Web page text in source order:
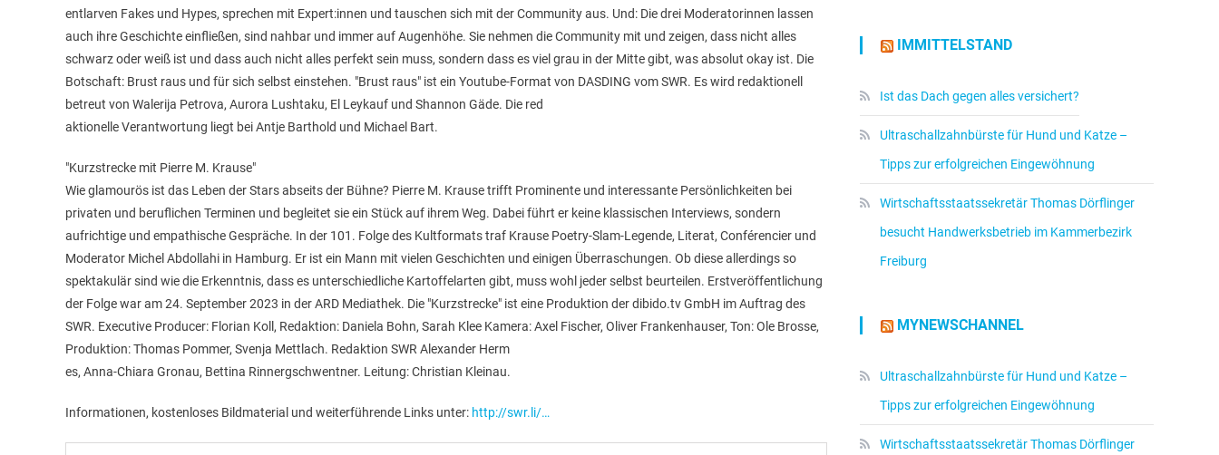
entlarven Fakes und Hypes, sprechen mit Expert:innen und tauschen sich mit der Community aus. Und: Die drei Moderatorinnen lassen
auch ihre Geschichte einfließen, sind nahbar und immer auf Augenhöhe. Sie nehmen die Community mit und zeigen, dass nicht alles
schwarz oder weiß ist und dass auch nicht alles perfekt sein muss, sondern dass es viel grau in der Mitte gibt, was absolut okay ist. Die
Botschaft: Brust raus und für sich selbst einstehen. "Brust raus" ist ein Youtube-Format von DASDING vom SWR. Es wird redaktionell
betreut von Walerija Petrova, Aurora Lushtaku, El Leykauf und Shannon Gäde. Die red
aktionelle Verantwortung liegt bei Antje Barthold und Michael Bart.
"Kurzstrecke mit Pierre M. Krause"
Wie glamourös ist das Leben der Stars abseits der Bühne? Pierre M. Krause trifft Prominente und interessante Persönlichkeiten bei
privaten und beruflichen Terminen und begleitet sie ein Stück auf ihrem Weg. Dabei führt er keine klassischen Interviews, sondern
aufrichtige und empathische Gespräche. In der 101. Folge des Kultformats traf Krause Poetry-Slam-Legende, Literat, Conférencier und
Moderator Michel Abdollahi in Hamburg. Er ist ein Mann mit vielen Geschichten und einigen Überraschungen. Ob diese allerdings so
spektakulär sind wie die Erkenntnis, dass es unterschiedliche Kartoffelarten gibt, muss wohl jeder selbst beurteilen. Erstveröffentlichung
der Folge war am 24. September 2023 in der ARD Mediathek. Die "Kurzstrecke" ist eine Produktion der dibido.tv GmbH im Auftrag des
SWR. Executive Producer: Florian Koll, Redaktion: Daniela Bohn, Sarah Klee Kamera: Axel Fischer, Oliver Frankenhauser, Ton: Ole Brosse,
Produktion: Thomas Pommer, Svenja Mettlach. Redaktion SWR Alexander Herm
es, Anna-Chiara Gronau, Bettina Rinnergschwentner. Leitung: Christian Kleinau.
Informationen, kostenloses Bildmaterial und weiterführende Links unter: http://swr.li/…
IMMITTELSTAND
Ist das Dach gegen alles versichert?
Ultraschallzahnbürste für Hund und Katze –
Tipps zur erfolgreichen Eingewöhnung
Wirtschaftsstaatssekretär Thomas Dörflinger
besucht Handwerksbetrieb im Kammerbezirk
Freiburg
MYNEWSCHANNEL
Ultraschallzahnbürste für Hund und Katze –
Tipps zur erfolgreichen Eingewöhnung
Wirtschaftsstaatssekretär Thomas Dörflinger